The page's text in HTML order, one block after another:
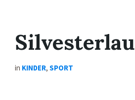
in KINDER, SPORT